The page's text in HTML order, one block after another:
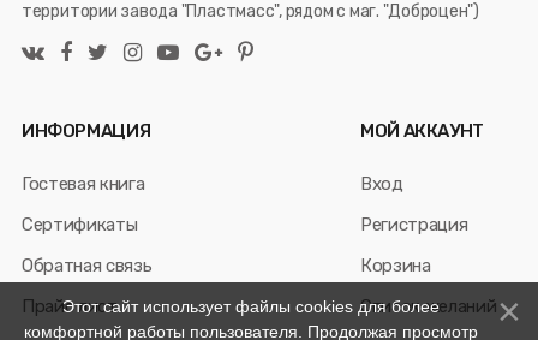
территории завода "Пластмасс", рядом с маг. "Доброцен")
ИНФОРМАЦИЯ
Гостевая книга
Сертификаты
Обратная связь
Прайс лист
МОЙ АККАУНТ
Вход
Регистрация
Корзина
Список желаний
Этот сайт использует файлы cookies для более
комфортной работы пользователя. Продолжая просмотр